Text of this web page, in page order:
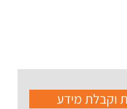
וקבלת מידע